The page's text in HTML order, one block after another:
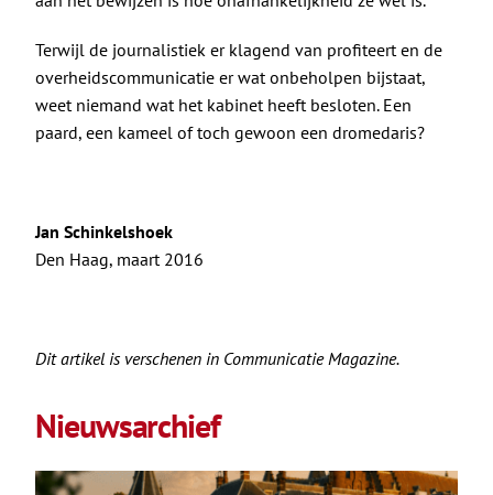
Terwijl de journalistiek er klagend van profiteert en de
overheidscommunicatie er wat onbeholpen bijstaat,
weet niemand wat het kabinet heeft besloten. Een
paard, een kameel of toch gewoon een dromedaris?
Jan Schinkelshoek
Den Haag, maart 2016
Dit artikel is verschenen in Communicatie Magazine.
Nieuwsarchief